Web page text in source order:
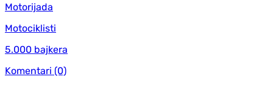
Motorijada
Motociklisti
5.000 bajkera
Komentari (0)